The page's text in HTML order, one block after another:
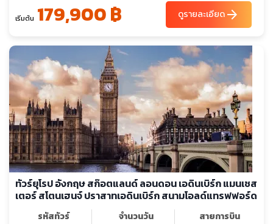
เริ่มต้น 179,900 ฿ ดูรายละเอียดarrow_forward
ทัวร์ยุโรป อังกฤษ สก๊อตแลนด์ ลอนดอน เอดินเบิร์ก แมนเชส
เตอร์ สโตนเฮนจ์ ปราสาทเอดินเบิร์ก สนามโอลด์แทรฟฟอร์ด
รหัสทัวร์ จำนวนวัน สายการบิน